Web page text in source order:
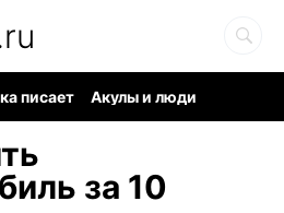
писает
Акулы и люди
за 10